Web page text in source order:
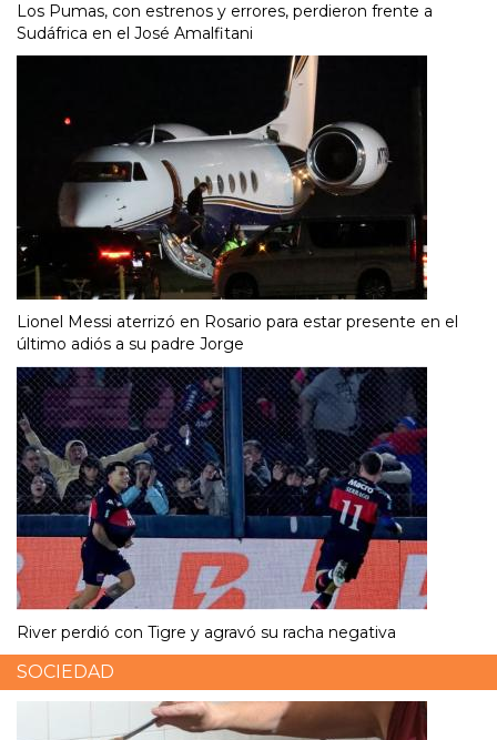
Los Pumas, con estrenos y errores, perdieron frente a
Sudáfrica en el José Amalfitani
Lionel Messi aterrizó en Rosario para estar presente en el
último adiós a su padre Jorge
River perdió con Tigre y agravó su racha negativa
SOCIEDAD